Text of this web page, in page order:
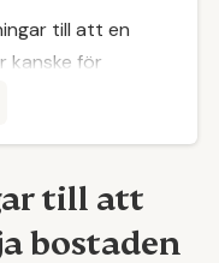
till att en
kanske för
på ett
och
liten
målinriktad
till att
bostaden